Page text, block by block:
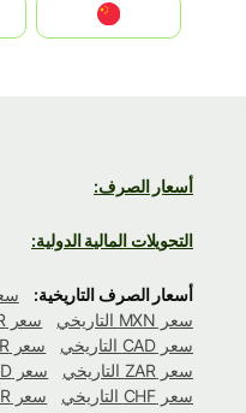
أسعار الصرف:
التحويلات المالية الدولية:
أسعار الصرف التاريخية: سعر AUD التاريخي
سعر MXN التاريخي
سعر EUR التاريخي
سعر CAD التاريخي
سعر INR التاريخي
سعر ZAR التاريخي
سعر SGD التاريخي
سعر CHF التاريخي
سعر IDR التاريخي